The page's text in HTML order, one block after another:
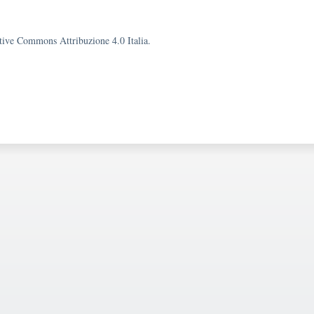
Commons Attribuzione 4.0 Italia.